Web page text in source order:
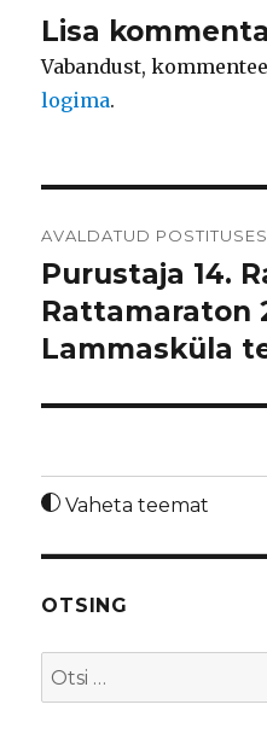
Lisa
Vabandust,
logima.
AVALDATUD POSTITUSES
Purustaja 14.
Rattamaraton
Lammasküla
Vaheta teemat
OTSING
Otsi: